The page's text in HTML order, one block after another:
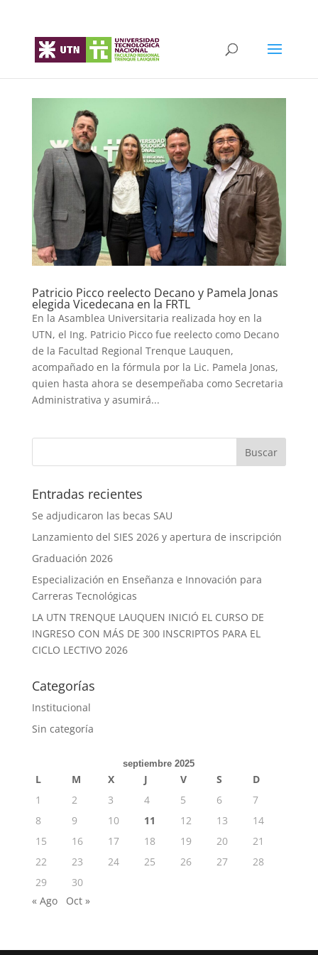
Patricio Picco reelecto Decano y Pamela Jonas
elegida Vicedecana en la FRTL
En la Asamblea Universitaria realizada hoy en la
UTN, el Ing. Patricio Picco fue reelecto como Decano
de la Facultad Regional Trenque Lauquen,
acompañado en la fórmula por la Lic. Pamela Jonas,
quien hasta ahora se desempeñaba como Secretaria
Administrativa y asumirá...
Entradas recientes
Se adjudicaron las becas SAU
Lanzamiento del SIES 2026 y apertura de inscripción
Graduación 2026
Especialización en Enseñanza e Innovación para
Carreras Tecnológicas
LA UTN TRENQUE LAUQUEN INICIÓ EL CURSO DE
INGRESO CON MÁS DE 300 INSCRIPTOS PARA EL
CICLO LECTIVO 2026
Categorías
Institucional
Sin categoría
septiembre 2025
L M X J V S
D
1
2 3 4 5 6
7
8
9 10 11 12 13
14
15
16 17 18 19 20
21
22
23 24 25 26 27
28
29
30
« Ago
Oct »